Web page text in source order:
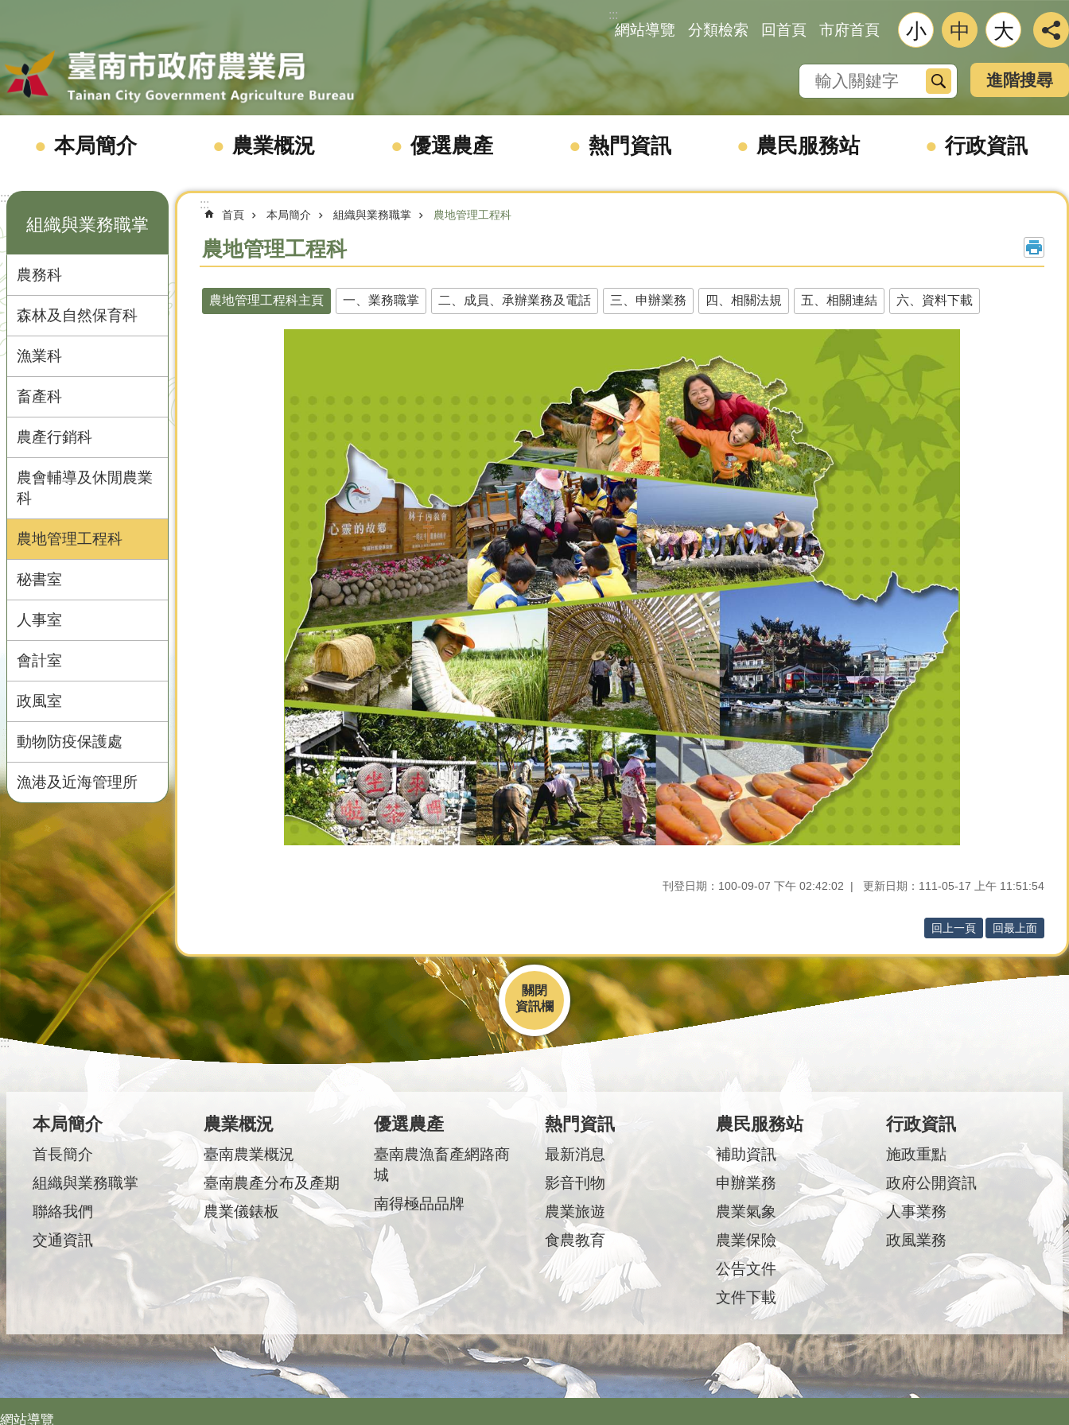
:::
網站導覽 分類檢索 回首頁 市府首頁 小 中 大
搜尋 進階搜尋
本局簡介 農業概況 優選農產 熱門資訊 農民服務站 行政資訊
:::
組織與業務職掌
農務科
森林及自然保育科
漁業科
畜產科
農產行銷科
農會輔導及休閒農業
科
農地管理工程科
秘書室
人事室
會計室
政風室
動物防疫保護處
漁港及近海管理所
:::
首頁 本局簡介 組織與業務職掌 農地管理工程科
農地管理工程科
農地管理工程科主頁 一、業務職掌 二、成員、承辦業務及電話 三、申辦業務 四、相關法規 五、相關連結 六、資料下載
刊登日期：100-09-07 下午 02:42:02 更新日期：111-05-17 上午 11:51:54
回上一頁 回最上面
關閉
:::
本局簡介
首長簡介
組織與業務職掌
聯絡我們
交通資訊
農業概況
臺南農業概況
臺南農產分布及產期
農業儀錶板
優選農產
臺南農漁畜產網路商
城
南得極品品牌
熱門資訊
最新消息
影音刊物
農業旅遊
食農教育
農民服務站
補助資訊
申辦業務
農業氣象
農業保險
公告文件
文件下載
行政資訊
施政重點
政府公開資訊
人事業務
政風業務
網站導覽